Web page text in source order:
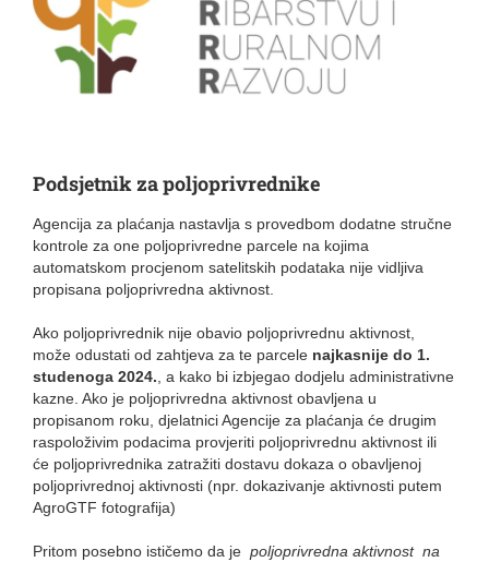
Podsjetnik za poljoprivrednike
Agencija za plaćanja nastavlja s provedbom dodatne stručne
kontrole za one poljoprivredne parcele na kojima
automatskom procjenom satelitskih podataka nije vidljiva
propisana poljoprivredna aktivnost.
Ako poljoprivrednik nije obavio poljoprivrednu aktivnost,
može odustati od zahtjeva za te parcele najkasnije do 1.
studenoga 2024. , a kako bi izbjegao dodjelu administrativne
kazne. Ako je poljoprivredna aktivnost obavljena u
propisanom roku, djelatnici Agencije za plaćanja će drugim
raspoloživim podacima provjeriti poljoprivrednu aktivnost ili
će poljoprivrednika zatražiti dostavu dokaza o obavljenoj
poljoprivrednoj aktivnosti (npr. dokazivanje aktivnosti putem
AgroGTF fotografija)
Pritom posebno ističemo da je poljoprivredna aktivnost na